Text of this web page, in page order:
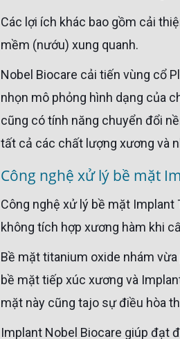
Các lợi ích khác bao gồm cải thiện tính thẩm mỹ, bởi vì việc bảo tồn mào xương cũng có lợi cho các mô
mềm (nướu) xung quanh.
Nobel Biocare cải tiến vùng cổ Platform Switching với Implant Nobel Replace , kết cấu trụ Implant thuôn
nhọn mô phỏng hình dạng của
cũng có tính năng chuyển đổi
tất cả các chất lượng xương và
Công nghệ xử lý bề mặt
Công nghệ xử lý bề mặt Implant TiUnite của trụ Implant Nobel Biocare giảm đáng kể tỉ lệ thất bại sớm,
không tích hợp xương hàm khi
Bề mặt titanium oxide nhám vừa phải của TiUnite kết hợp với thành phần tinh thể photpho cao dẫn đến
bề mặt tiếp xúc xương và
mặt này cũng tajo sự điều hòa
Implant Nobel Biocare giúp đạt được độ ổn định ban đầu cao khi xử lý xương mềm, ổ cắm nhổ răng hoặc